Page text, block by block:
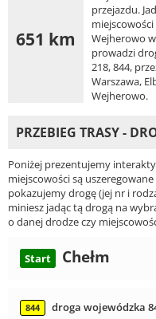
651 km
przejazdu.
miejscowości
Wejherowo
prowadzi
218, 844,
Warszawa,
Wejherowo.
PRZEBIEG TRASY -
Poniżej prezentujemy
miejscowości są
pokazujemy drogę (jej nr i
miniesz jadąc tą drogą na
o danej drodze czy
Start Chełm
844
droga wojewódzka